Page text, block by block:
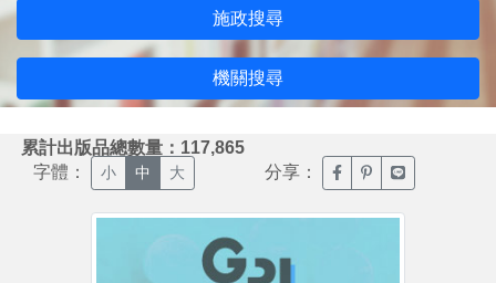
施政搜尋
機關搜尋
累計出版品總數量：117,865
字體： 小 中 大 分享： 臉書分享(另開新視窗)
噗浪分享(另開新
Line分享(另